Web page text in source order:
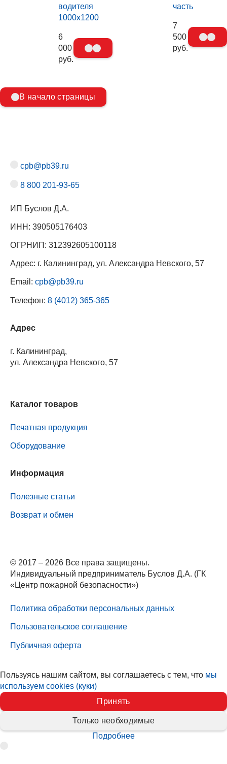
водителя
1000х1200
6
000
руб.
часть
7
500
руб.
В начало страницы
cpb@pb39.ru
8 800 201-93-65
ИП Буслов Д.А.
ИНН: 390505176403
ОГРНИП: 312392605100118
Адрес: г. Калининград, ул. Александра Невского, 57
Email: cpb@pb39.ru
Телефон: 8 (4012) 365-365
Адрес
г. Калининград,
ул. Александра Невского, 57
Каталог товаров
Печатная продукция
Оборудование
Информация
Полезные статьи
Возврат и обмен
© 2017 – 2026 Все права защищены.
Индивидуальный предприниматель Буслов Д.А. (ГК
«Центр пожарной безопасности»)
Политика обработки персональных данных
Пользовательское соглашение
Публичная оферта
Пользуясь нашим сайтом, вы соглашаетесь с тем, что мы
используем cookies (куки)
Принять
Только необходимые
Подробнее